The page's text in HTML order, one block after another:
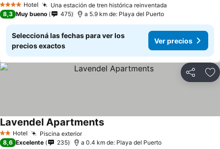
4 EstrellasHotel Una estación de tren histórica reinventada
8,3 Muy bueno 475 a 5.9 km de: Playa del Puerto
Seleccioná las fechas para ver los
precios exactos
Ver precios
Compartir
2 Estrellas
Hotel Piscina exterior
Lavendel Apartments
8,6 Excelente 235 a 0.4 km de: Playa del Puerto